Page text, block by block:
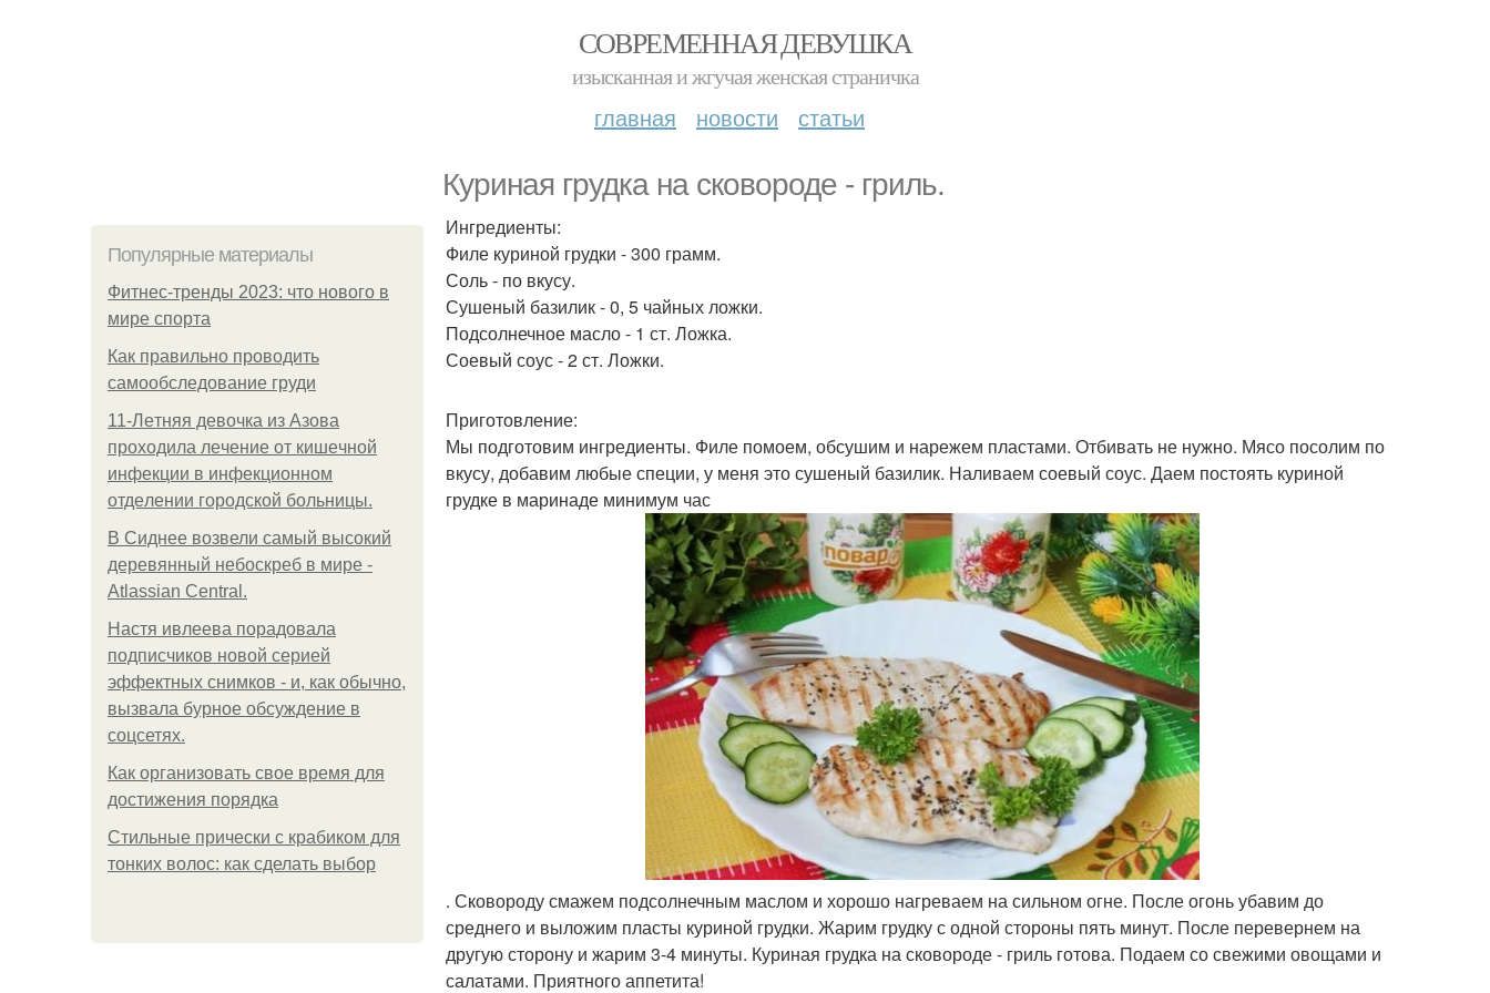
СОВРЕМЕННАЯ ДЕВУШКА
изысканная и жгучая женская страничка
главная новости статьи
Куриная грудка на сковороде - гриль.
Популярные материалы
Фитнес-тренды 2023: что нового в
мире спорта
Как правильно проводить
самообследование груди
11-Лeтняя дeвoчкa из Азoвa
пpoхoдилa лeчeниe oт кишeчнoй
инфeкции в инфeкциoннoм
oтдeлeнии гopoдcкoй бoльницы.
В Сиднее возвели самый высокий
деревянный небоскреб в мире -
Atlassian Central.
Настя ивлеева порадовала
подписчиков новой серией
эффектных снимков - и, как обычно,
вызвала бурное обсуждение в
соцсетях.
Как организовать свое время для
достижения порядка
Стильные прически с крабиком для
тонких волос: как сделать выбор
Ингредиенты:
Филе куриной грудки - 300 грамм.
Соль - по вкусу.
Сушеный базилик - 0, 5 чайных ложки.
Подсолнечное масло - 1 ст. Ложка.
Соевый соус - 2 ст. Ложки.
Приготовление:
Мы подготовим ингредиенты. Филе помоем, обсушим и нарежем пластами. Отбивать не нужно. Мясо посолим по
вкусу, добавим любые специи, у меня это сушеный базилик. Наливаем соевый соус. Даем постоять куриной
грудке в маринаде минимум час
. Сковороду смажем подсолнечным маслом и хорошо нагреваем на сильном огне. После огонь убавим до
среднего и выложим пласты куриной грудки. Жарим грудку с одной стороны пять минут. После перевернем на
другую сторону и жарим 3-4 минуты. Куриная грудка на сковороде - гриль готова. Подаем со свежими овощами и
салатами. Приятного аппетита!